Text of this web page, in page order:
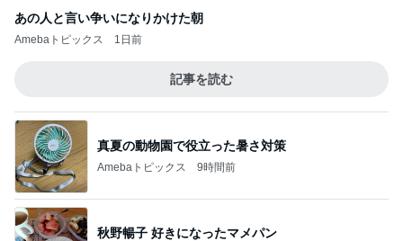
あの人と言い争いになりかけた朝
Amebaトピックス 1日前
記事を読む
真夏の動物園で役立った暑さ対策
Amebaトピックス 9時間前
秋野暢子 好きになったマメパン